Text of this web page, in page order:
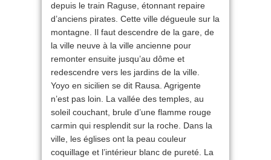
depuis le train Raguse, étonnant repaire
d’anciens pirates. Cette ville dégueule sur la
montagne. Il faut descendre de la gare, de
la ville neuve à la ville ancienne pour
remonter ensuite jusqu’au dôme et
redescendre vers les jardins de la ville.
Yoyo en sicilien se dit Rausa. Agrigente
n’est pas loin. La vallée des temples, au
soleil couchant, brule d’une flamme rouge
carmin qui resplendit sur la roche. Dans la
ville, les églises ont la peau couleur
coquillage et l’intérieur blanc de pureté. La